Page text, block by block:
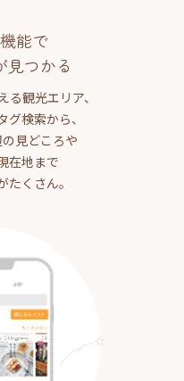
能で
見つかる
観光エリア、
検索から、
見どころや
在地まで
くさん。